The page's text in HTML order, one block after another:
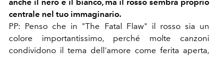
anche il nero e il bianco, ma il rosso sembra proprio
centrale nel tuo immaginario.
PP: Penso che in "The Fatal Flaw" il rosso sia un
colore importantissimo, perché molte canzoni
condividono il tema dell'amore come ferita aperta,